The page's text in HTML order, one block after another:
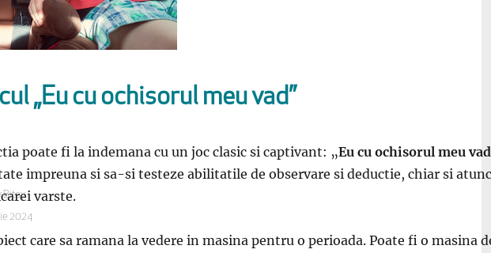
„Eu cu ochisorul meu vad”
poate fi la indemana cu un joc clasic si captivant: „Eu cu ochisorul meu vad
impreuna si sa-si testeze abilitatile de observare si deductie, chiar si
varste.
care sa ramana la vedere in masina pentru o perioada. Poate fi o masina
Bitsy
2024